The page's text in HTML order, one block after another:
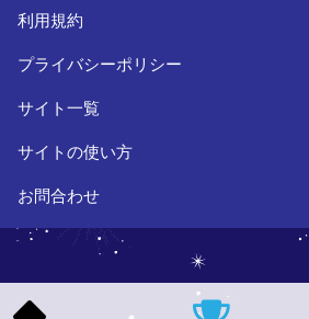
利用規約
プライバシーポリシー
サイト一覧
サイトの使い方
お問合わせ